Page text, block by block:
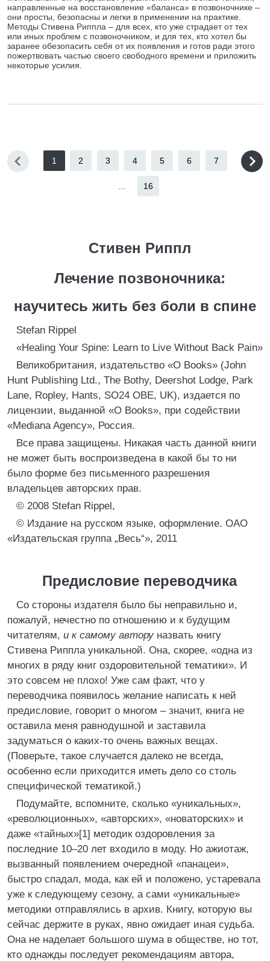
направленные на восстановление «баланса» в позвоночнике –
они просты, безопасны и легки в применении на практике.
Методы Стивена Риппла – для всех, кто уже страдает от тех
или иных проблем с позвоночником, и для тех, кто хотел бы
заранее обезопасить себя от их появления и готов ради этого
пожертвовать частью своего свободного времени и приложить
некоторые усилия.
1 2 3 4 5 6 7
16
Стивен Риппл
Лечение позвоночника:
научитесь жить без боли в спине
Stefan Rippel
«Healing Your Spine: Learn to Live Without Back Pain»
Великобритания, издательство «O Books» (John
Hunt Publishing Ltd., The Bothy, Deershot Lodge, Park
Lane, Ropley, Hants, SO24 OBE, UK), издается по
лицензии, выданной «O Books», при содействии
«Mediana Agency», Россия.
Все права защищены. Никакая часть данной книги
не может быть воспроизведена в какой бы то ни
было форме без письменного разрешения
владельцев авторских прав.
© 2008 Stefan Rippel,
© Издание на русском языке, оформление. ОАО
«Издательская группа „Весь“», 2011
Предисловие переводчика
Со стороны издателя было бы неправильно и,
пожалуй, нечестно по отношению и к будущим
читателям, и к самому автору назвать книгу
Стивена Риппла уникальной. Она, скорее, «одна из
многих в ряду книг оздоровительной тематики». И
это совсем не плохо! Уже сам факт, что у
переводчика появилось желание написать к ней
предисловие, говорит о многом – значит, книга не
оставила меня равнодушной и заставила
задуматься о каких-то очень важных вещах.
(Поверьте, такое случается далеко не всегда,
особенно если приходится иметь дело со столь
специфической тематикой.)
Подумайте, вспомните, сколько «уникальных»,
«революционных», «авторских», «новаторских» и
даже «тайных»[1] методик оздоровления за
последние 10–20 лет входило в моду. Но ажиотаж,
вызванный появлением очередной «панацеи»,
быстро спадал, мода, как ей и положено, устаревала
уже к следующему сезону, а сами «уникальные»
методики отправлялись в архив. Книгу, которую вы
сейчас держите в руках, явно ожидает иная судьба.
Она не наделает большого шума в обществе, но тот,
кто однажды последует рекомендациям автора,